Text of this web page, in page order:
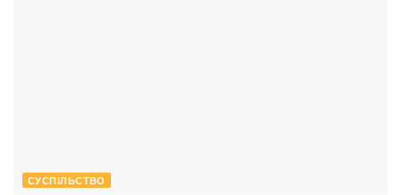
СУСПІЛЬСТВО